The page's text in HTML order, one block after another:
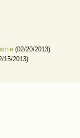
(02/20/2013)
15/2013)